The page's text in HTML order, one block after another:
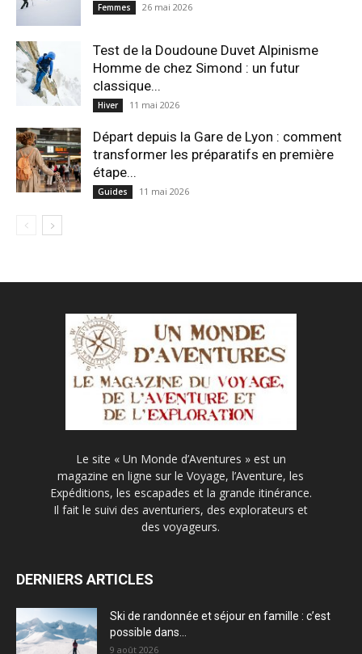
Femmes 26 mai 2026
Test de la Doudoune Duvet Alpinisme
Homme de chez Simond : un futur
classique...
Hiver 11 mai 2026
Départ depuis la Gare de Lyon : comment
transformer les préparatifs en pre⁠mière
étape...
Guides 11 mai 2026
Le site « Un Monde d’Aventures » est un
magazine en ligne sur le Voyage, l’Aventure, les
Expéditions, les escapades et la grande itinérance.
Il fait le suivi des aventuriers, des explorateurs et
des voyageurs.
DERNIERS ARTICLES
Ski de randonnée et séjour en famille : c’est
possible dans...
9 août 2026